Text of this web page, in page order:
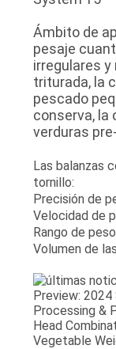
Ámbito de
pesaje
irregulares
triturada, la
pescado
conserva, la
verduras
Las balanzas
tornillo:
Precisión de
Velocidad de
Rango de
Volumen de